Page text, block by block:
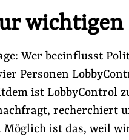
Wer beeinflusst
Personen
ist LobbyControl
recherchiert
ist das, weil